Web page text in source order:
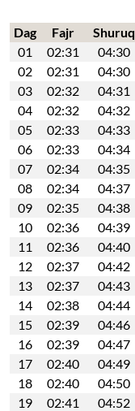
Dag Fajr Shuruq
01
02:31 04:30
02
02:31 04:30
03
02:32 04:31
04
02:32 04:32
05
02:33 04:33
06
02:33 04:34
07
02:34 04:35
08
02:34 04:37
09
02:35 04:38
10
02:36 04:39
11
02:36 04:40
12
02:37 04:42
13
02:37 04:43
14
02:38 04:44
15
02:39 04:46
16
02:39 04:47
17
02:40 04:49
18
02:40 04:50
19
02:41 04:52